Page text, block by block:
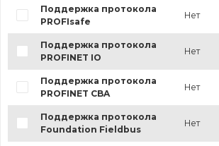
Поддержка протокола
PROFIsafe
Нет
Поддержка протокола
PROFINET IO
Нет
Поддержка протокола
PROFINET CBA
Нет
Поддержка протокола
Foundation Fieldbus
Нет